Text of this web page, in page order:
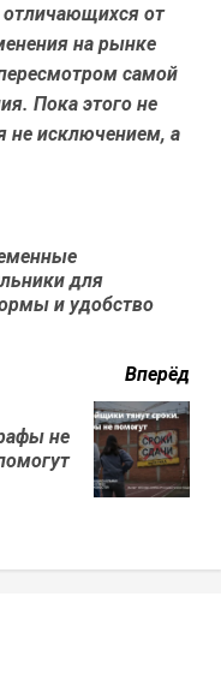
от
на рынке
самой
Пока этого не
не исключением, а
для
и удобство
Вперёд
не